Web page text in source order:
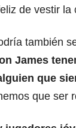
de vestir la
también
James
que
que ser